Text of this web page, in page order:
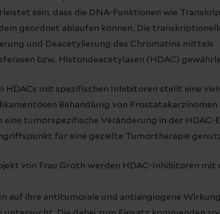
sein, dass die DNA-Funktionen wie
geordnet ablaufen können. Die
und Deacetylierung des Chromatins mittels
bzw. Histondeacetylasen (HDAC)
HDACs mit spezifischen Inhibitoren stellt eine
Behandlung von Prostatakarzinomen
tumorspezifische Veränderung in der HDAC-
für eine gezielte Tumortherapie
von Frau Groth werden HDAC-Inhibitoren mit
auf ihre antitumorale und antiangiogene